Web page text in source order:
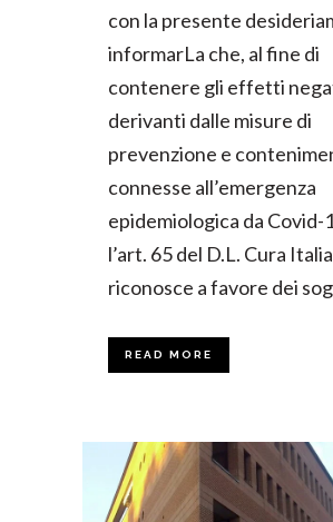
con la presente
informarLa che, al fine di
contenere gli effetti
derivanti dalle misure di
prevenzione e
connesse all’emergenza
epidemiologica da Covid-
l’art. 65 del D.L. Cura Italia
riconosce a favore dei
READ MORE